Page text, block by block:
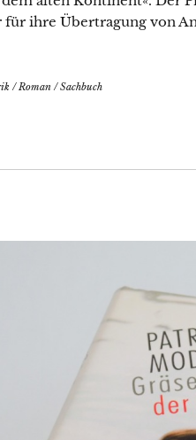
ihre Übertragung von
/Roman /Sachbuch